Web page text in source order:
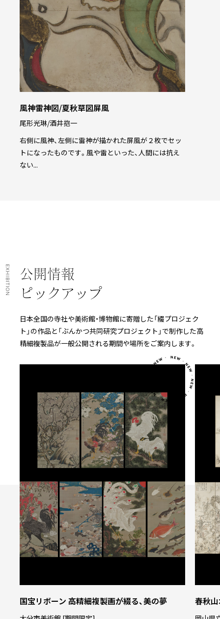
風神雷神図/夏秋草図屏風
尾形光琳/酒井抱一
右側に風神、左側に雷神が描かれた屏風が２枚でセッ
トになったものです。風や雷といった、人間には抗え
ない...
EXHIBITION
公開情報
ピックアップ
日本全国の寺社や美術館・博物館に寄贈した「綴プロジェク
ト」の作品と「ぶんかつ共同研究プロジェクト」で制作した高
精細複製品が一般公開される期間や場所をご案内します。
国宝リボーン 高精細複製画が綴る、美の夢 春秋